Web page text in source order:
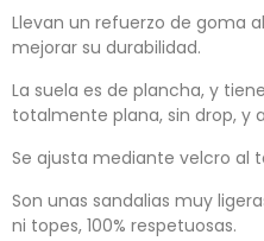
Llevan un refuerzo de goma
mejorar su durabilidad.
La suela es de plancha, y
totalmente plana, sin drop, y
Se ajusta mediante velcro al
Son unas sandalias muy
ni topes, 100% respetuosas.